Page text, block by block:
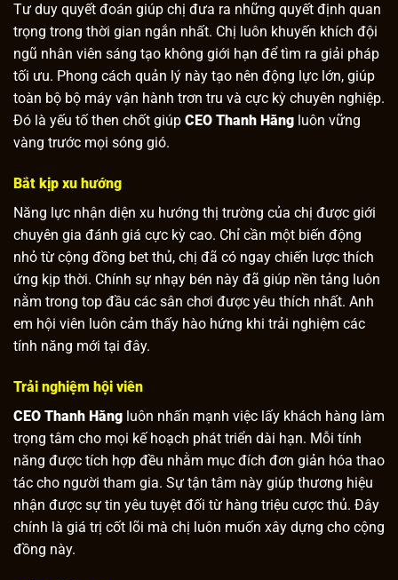
Tư duy quyết đoán giúp chị đưa ra những quyết định quan
trọng trong thời gian ngắn nhất. Chị luôn khuyến khích đội
ngũ nhân viên sáng tạo không giới hạn để tìm ra giải pháp
tối ưu. Phong cách quản lý này tạo nên động lực lớn, giúp
toàn bộ bộ máy vận hành trơn tru và cực kỳ chuyên nghiệp.
Đó là yếu tố then chốt giúp CEO Thanh Hằng luôn vững
vàng trước mọi sóng gió.
Bắt kịp xu hướng
Năng lực nhận diện xu hướng thị trường của chị được giới
chuyên gia đánh giá cực kỳ cao. Chỉ cần một biến động
nhỏ từ cộng đồng bet thủ, chị đã có ngay chiến lược thích
ứng kịp thời. Chính sự nhạy bén này đã giúp nền tảng luôn
nằm trong top đầu các sân chơi được yêu thích nhất. Anh
em hội viên luôn cảm thấy hào hứng khi trải nghiệm các
tính năng mới tại đây.
Trải nghiệm hội viên
CEO Thanh Hằng luôn nhấn mạnh việc lấy khách hàng làm
trọng tâm cho mọi kế hoạch phát triển dài hạn. Mỗi tính
năng được tích hợp đều nhằm mục đích đơn giản hóa thao
tác cho người tham gia. Sự tận tâm này giúp thương hiệu
nhận được sự tin yêu tuyệt đối từ hàng triệu cược thủ. Đây
chính là giá trị cốt lõi mà chị luôn muốn xây dựng cho cộng
đồng này.